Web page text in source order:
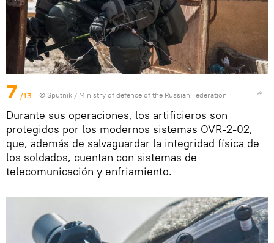
7 /13 © Sputnik / Ministry of defence of the Russian Federation
Durante sus operaciones, los artificieros son
protegidos por los modernos sistemas OVR-2-02,
que, además de salvaguardar la integridad física de
los soldados, cuentan con sistemas de
telecomunicación y enfriamiento.